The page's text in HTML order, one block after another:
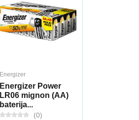
Energizer
Energizer Power
LR06 mignon (AA)
baterija...
(0)